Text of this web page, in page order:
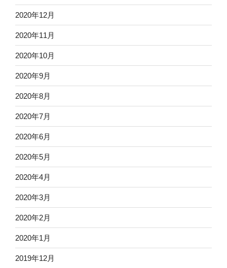
2020年12月
2020年11月
2020年10月
2020年9月
2020年8月
2020年7月
2020年6月
2020年5月
2020年4月
2020年3月
2020年2月
2020年1月
2019年12月